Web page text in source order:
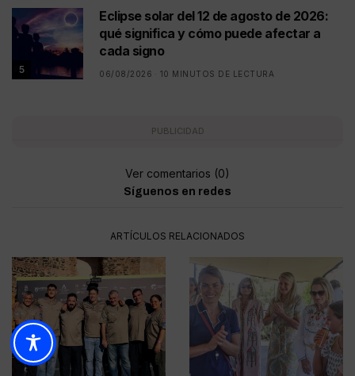
5
Eclipse solar del 12 de agosto de 2026:
qué significa y cómo puede afectar a
cada signo
06/08/2026 10 MINUTOS DE LECTURA
PUBLICIDAD
Síguenos en redes
Ver comentarios (0)
ARTÍCULOS RELACIONADOS